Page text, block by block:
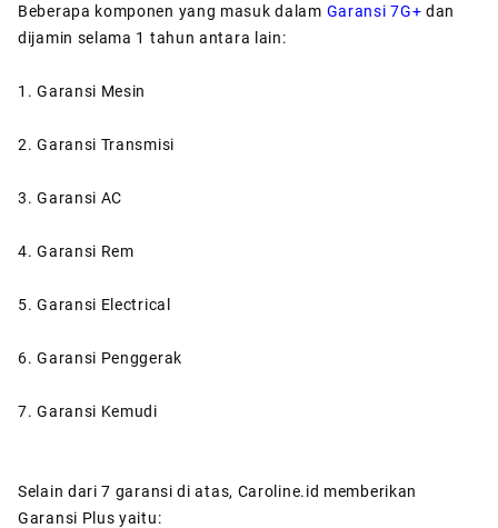
Beberapa komponen yang masuk dalam Garansi 7G+ dan
dijamin selama 1 tahun antara lain:
1. Garansi Mesin
2. Garansi Transmisi
3. Garansi AC
4. Garansi Rem
5. Garansi Electrical
6. Garansi Penggerak
7. Garansi Kemudi
Selain dari 7 garansi di atas, Caroline.id memberikan
Garansi Plus yaitu: